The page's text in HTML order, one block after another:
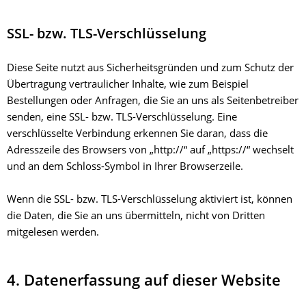
SSL- bzw. TLS-Verschlüsselung
Diese Seite nutzt aus Sicherheitsgründen und zum Schutz der
Übertragung vertraulicher Inhalte, wie zum Beispiel
Bestellungen oder Anfragen, die Sie an uns als Seitenbetreiber
senden, eine SSL- bzw. TLS-Verschlüsselung. Eine
verschlüsselte Verbindung erkennen Sie daran, dass die
Adresszeile des Browsers von „http://“ auf „https://“ wechselt
und an dem Schloss-Symbol in Ihrer Browserzeile.
Wenn die SSL- bzw. TLS-Verschlüsselung aktiviert ist, können
die Daten, die Sie an uns übermitteln, nicht von Dritten
mitgelesen werden.
4. Datenerfassung auf dieser Website